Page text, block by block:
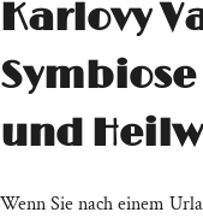
Karlovy
und
Wenn Sie nach einem